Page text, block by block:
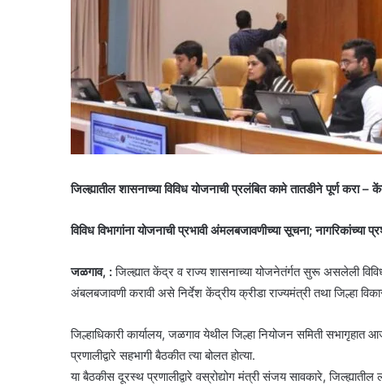
जिल्ह्यातील शासनाच्या विविध योजनाची प्रलंबित कामे तातडीने पूर्ण करा –
विविध विभागांना योजनाची प्रभावी अंमलबजावणीच्या सूचना; नागरिकांच्या
जळगाव, :जिल्ह्यात केंद्र व राज्य शासनाच्या योजनेतंर्गत सुरू असलेली
अंबलबजावणी करावी असे निर्देश केंद्रीय क्रीडा राज्यमंत्री तथा जिल्हा
जिल्हाधिकारी कार्यालय, जळगाव येथील जिल्हा नियोजन समिती
प्रणालीद्वारे सहभागी बैठकीत त्या बोलत होत्या.
या बैठकीस दूरस्थ प्रणालीद्वारे वस्रोद्योग मंत्री संजय सावकारे,